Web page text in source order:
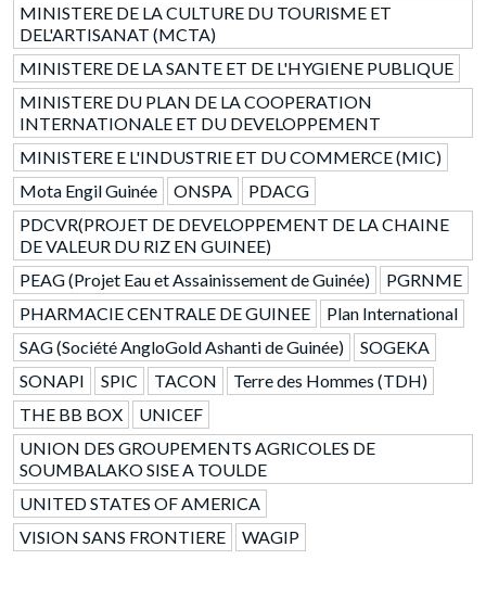
MINISTERE DE LA CULTURE DU TOURISME ET
DEL'ARTISANAT (MCTA)
MINISTERE DE LA SANTE ET DE L'HYGIENE PUBLIQUE
MINISTERE DU PLAN DE LA COOPERATION
INTERNATIONALE ET DU DEVELOPPEMENT
MINISTERE E L'INDUSTRIE ET DU COMMERCE (MIC)
Mota Engil Guinée
ONSPA
PDACG
PDCVR(PROJET DE DEVELOPPEMENT DE LA CHAINE
DE VALEUR DU RIZ EN GUINEE)
PEAG (Projet Eau et Assainissement de Guinée)
PGRNME
PHARMACIE CENTRALE DE GUINEE
Plan International
SAG (Société AngloGold Ashanti de Guinée)
SOGEKA
SONAPI
SPIC TACON
Terre des Hommes (TDH)
THE BB BOX
UNICEF
UNION DES GROUPEMENTS AGRICOLES DE
SOUMBALAKO SISE A TOULDE
UNITED STATES OF AMERICA
VISION SANS FRONTIERE
WAGIP